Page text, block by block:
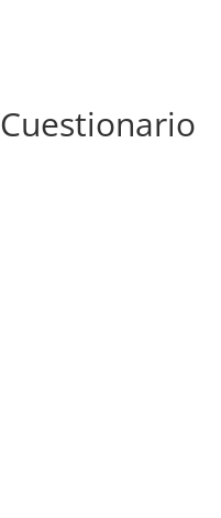
Cuestionario